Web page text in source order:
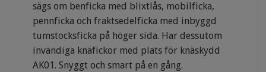
sägs om benficka med blixtlås, mobilficka,
pennficka och fraktsedelficka med inbyggd
tumstocksficka på höger sida. Har dessutom
invändiga knäfickor med plats för knäskydd
AK01. Snyggt och smart på en gång.